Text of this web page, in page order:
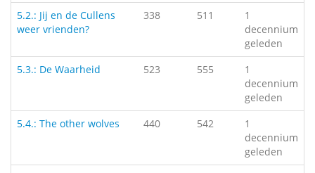
5.2.: Jij en de Cullens
weer vrienden?
338 511
1
decennium
geleden
5.3.: De Waarheid
523 555
1
decennium
geleden
5.4.: The other wolves
440 542
1
decennium
geleden